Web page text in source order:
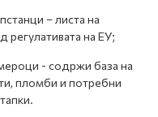
– листа на
регулативата на ЕУ;
- содржи база на
пломби и потребни